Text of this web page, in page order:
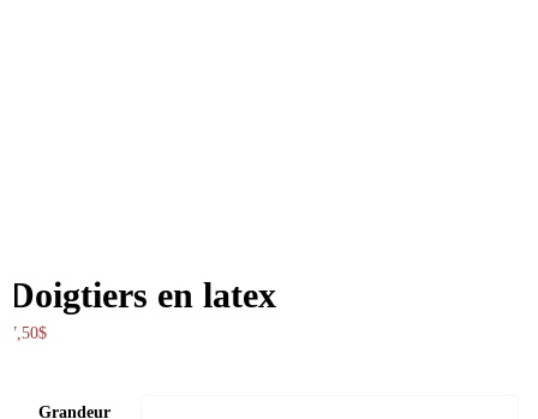
Doigtiers en latex
7,50$
Grandeur